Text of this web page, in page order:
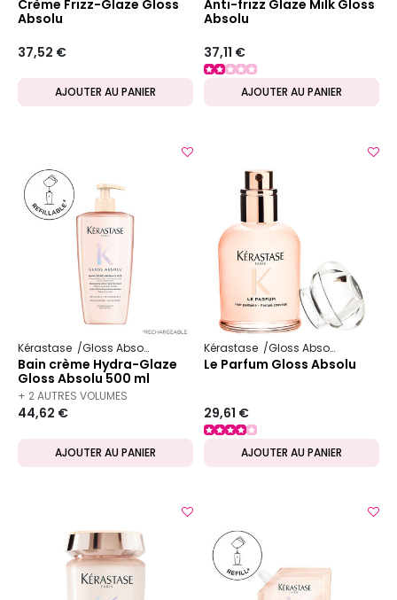
Crème Frizz-Glaze Gloss
Absolu
37,52 €
AJOUTER AU PANIER
Anti-frizz Glaze Milk Gloss
Absolu
37,11 €
AJOUTER AU PANIER
Kérastase Gloss Absolu
Bain crème Hydra-Glaze
Gloss Absolu 500 ml
rechargeable
+ 2 AUTRES VOLUMES
DISPONIBLES
44,62 €
AJOUTER AU PANIER
Kérastase Gloss Absolu
Le Parfum Gloss Absolu
29,61 €
AJOUTER AU PANIER